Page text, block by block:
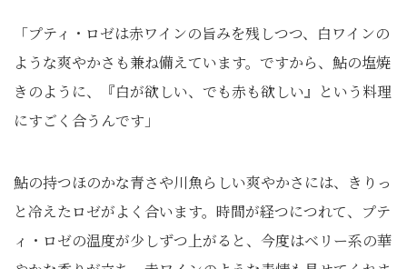
「プティ・ロゼは赤ワインの旨みを残しつつ、白ワインの
ような爽やかさも兼ね備えています。ですから、鮎の塩焼
きのように、『白が欲しい、でも赤も欲しい』という料理
にすごく合うんです」
鮎の持つほのかな青さや川魚らしい爽やかさには、きりっ
と冷えたロゼがよく合います。時間が経つにつれて、プテ
ィ・ロゼの温度が少しずつ上がると、今度はベリー系の華